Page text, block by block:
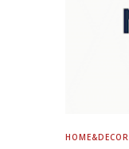
HOME&DECOR